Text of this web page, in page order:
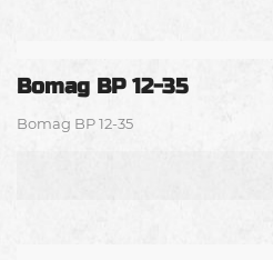
Bomag BP 12-35
Bomag BP 12-35